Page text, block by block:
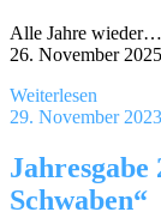
Alle Jahre wieder…
26. November
Weiterlesen
29. November 2023
Schwaben“